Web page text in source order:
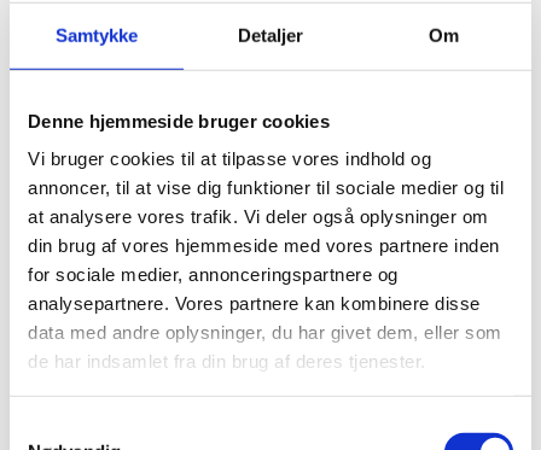
Samtykke Detaljer Om
Denne hjemmeside bruger cookies
Vi bruger cookies til at tilpasse vores indhold og
annoncer, til at vise dig funktioner til sociale medier og til
at analysere vores trafik. Vi deler også oplysninger om
din brug af vores hjemmeside med vores partnere inden
for sociale medier, annonceringspartnere og
analysepartnere. Vores partnere kan kombinere disse
data med andre oplysninger, du har givet dem, eller som
de har indsamlet fra din brug af deres tjenester.
Den almindelige
praktiserende dyrlæge
kommer ikke til at være
så almindelig, som jeg
ser det.
Daniel Hjorth Lund